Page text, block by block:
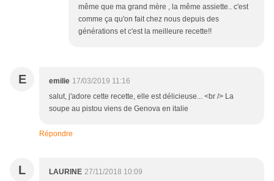
même que ma grand mère , la même assiette.. c'est
comme ça qu'on fait chez nous depuis des
générations et c'est la meilleure recette!!
E emilie 17/03/2019 11:16
salut, j'adore cette recette, elle est délicieuse... <br /> La
soupe au pistou viens de Genova en italie
Répondre
L LAURINE 27/11/2018 10:09